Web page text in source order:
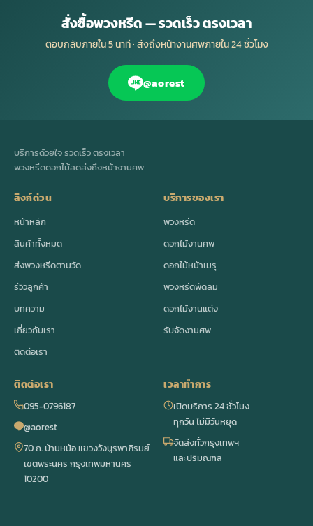
สั่งซื้อพวงหรีด — รวดเร็ว ตรงเวลา
ตอบกลับภายใน 5 นาที · ส่งถึงหน้างานศพภายใน 24 ชั่วโมง
@aorest
บริการด้วยใจ รวดเร็ว ตรงเวลา
พวงหรีดดอกไม้สดส่งถึงหน้างานศพ
ลิงก์ด่วน
หน้าหลัก
สินค้าทั้งหมด
ส่งพวงหรีดตามวัด
รีวิวลูกค้า
บทความ
เกี่ยวกับเรา
ติดต่อเรา
บริการของเรา
พวงหรีด
ดอกไม้งานศพ
ดอกไม้หน้าเมรุ
พวงหรีดพัดลม
ดอกไม้งานแต่ง
รับจัดงานศพ
ติดต่อเรา
095-0796187
@aorest
70 ถ. บ้านหม้อ แขวงวังบูรพาภิรมย์
เขตพระนคร กรุงเทพมหานคร
10200
เวลาทำการ
เปิดบริการ 24 ชั่วโมง
ทุกวัน ไม่มีวันหยุด
จัดส่งทั่วกรุงเทพฯ
และปริมณฑล